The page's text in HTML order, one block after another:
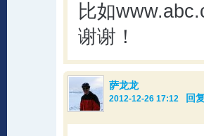
比如
谢谢！
萨龙龙
2012-12-26 17:12 回复